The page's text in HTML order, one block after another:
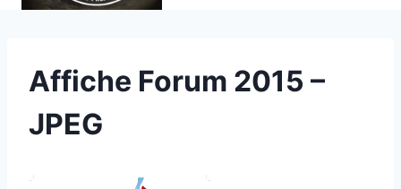
Affiche Forum 2015 –
JPEG